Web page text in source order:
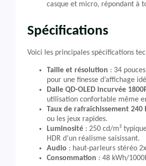
casque et micro, répondant à
Spécifications
Voici les principales spécifications
Taille et résolution : 34
pour une finesse d’affichage
Dalle QD-OLED incurvée
utilisation confortable même
Taux de rafraîchissement 240
ou les jeux rapides.
Luminosité : 250 cd/m²
HDR d’un réalisme saisissant.
Audio : haut-parleurs stéréo
Consommation : 48 kWh/